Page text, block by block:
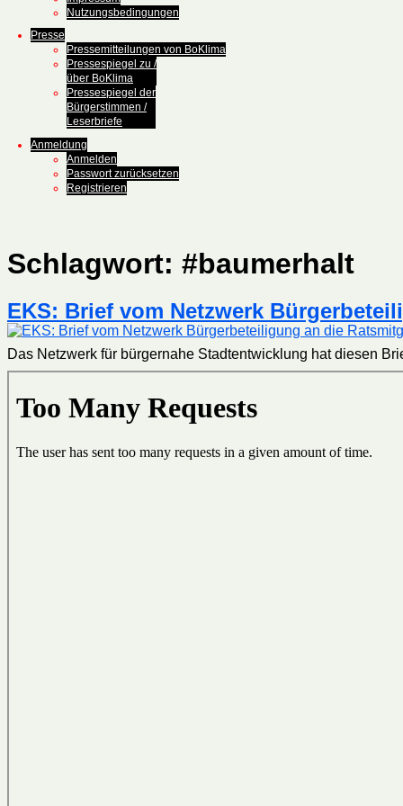
Nutzungsbedingungen
Presse
Pressemitteilungen von BoKlima
Pressespiegel zu /
über BoKlima
Pressespiegel der
Bürgerstimmen /
Leserbriefe
Anmeldung
Anmelden
Passwort zurücksetzen
Registrieren
Schlagwort: #baumerhalt
EKS: Brief vom Netzwerk
Das Netzwerk für bürgernahe Stadtentwicklung hat diesen